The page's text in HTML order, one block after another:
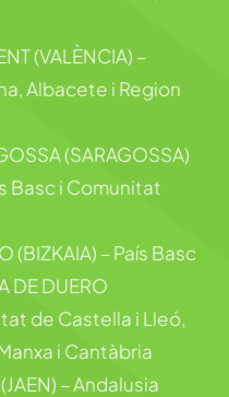
(VALÈNCIA) –
Albacete i Region
(SARAGOSSA)
Basc i Comunitat
(BIZKAIA) – País Basc
DE DUERO
de Castella i Lleó,
i Cantàbria
– Andalusia